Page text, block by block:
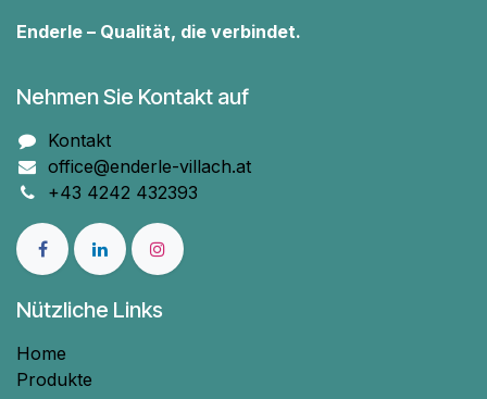
Enderle – Qualität, die verbindet.
Nehmen Sie Kontakt auf
Kontakt
office@enderle-villach.at
+43 4242 432393
Nützliche Links
Home
Produkte